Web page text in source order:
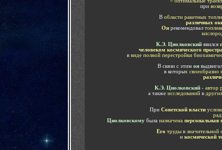
при
В области ракетных
различных
Он рекомендовал
К.Э. Циолковский явился
человеком космического
в виде полной перестройки
В связи с этим он
в которых своеобразно
К.Э. Циолковский - автор
а также исследований в
При Советской власти
Циолковскому была назначена персональная
Его труды в значительной
икосмической